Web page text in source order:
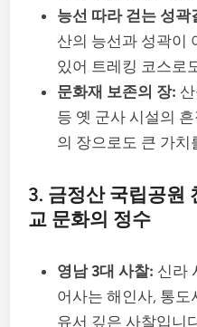
능선 따라 걷는 성곽
산의 능선과 성곽이
있어 트레킹 코스로
문화재 보존의 장:
등 옛 군사 시설의
의 장으로도 큰 가치
3. 금정산 국립공원
교 문화의 정수
영남 3대 사찰: 신라
어사는 해인사, 통
유서 깊은 사찰입니